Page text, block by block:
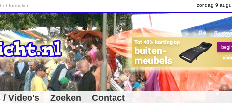
zondag 9
formulier.
/ Video's Zoeken Contact